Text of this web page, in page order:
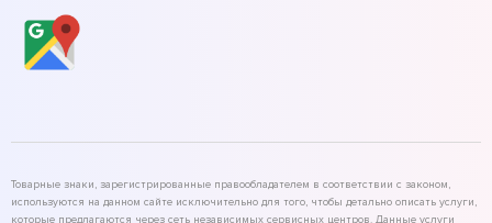
Товарные знаки, зарегистрированные правообладателем в соответствии с законом,
используются на данном сайте исключительно для того, чтобы детально описать услуги,
которые предлагаются через сеть независимых сервисных центров. Данные услуги